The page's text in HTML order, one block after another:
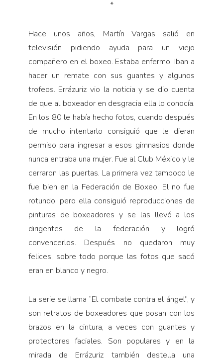
*
Hace unos años, Martín Vargas salió en
televisión pidiendo ayuda para un viejo
compañero en el boxeo. Estaba enfermo. Iban a
hacer un remate con sus guantes y algunos
trofeos. Errázuriz vio la noticia y se dio cuenta
de que al boxeador en desgracia ella lo conocía.
En los 80 le había hecho fotos, cuando después
de mucho intentarlo consiguió que le dieran
permiso para ingresar a esos gimnasios donde
nunca entraba una mujer. Fue al Club México y le
cerraron las puertas. La primera vez tampoco le
fue bien en la Federación de Boxeo. El no fue
rotundo, pero ella consiguió reproducciones de
pinturas de boxeadores y se las llevó a los
dirigentes de la federación y logró
convencerlos. Después no quedaron muy
felices, sobre todo porque las fotos que sacó
eran en blanco y negro.
La serie se llama “El combate contra el ángel”, y
son retratos de boxeadores que posan con los
brazos en la cintura, a veces con guantes y
protectores faciales. Son populares y en la
mirada de Errázuriz también destella una